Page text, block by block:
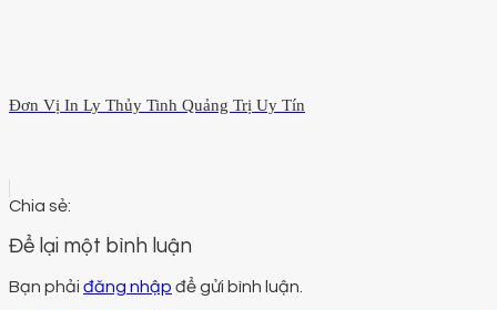
Đơn Vị In Ly Thủy Tinh Quảng Trị Uy Tín
Để lại một bình luận
Bạn phải đăng nhập để gửi bình luận.